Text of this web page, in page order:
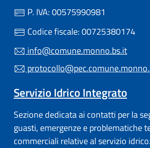
P. IVA: 00575990981
Codice fiscale: 00725380174
info@comune.monno.bs.it
Servizio Idrico Integrato
Sezione dedicata ai contatti per la
guasti, emergenze e problematiche
commerciali relative al servizio idrico.